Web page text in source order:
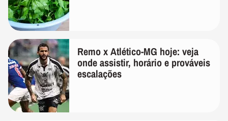
Remo x Atlético-MG hoje: veja
onde assistir, horário e prováveis
escalações